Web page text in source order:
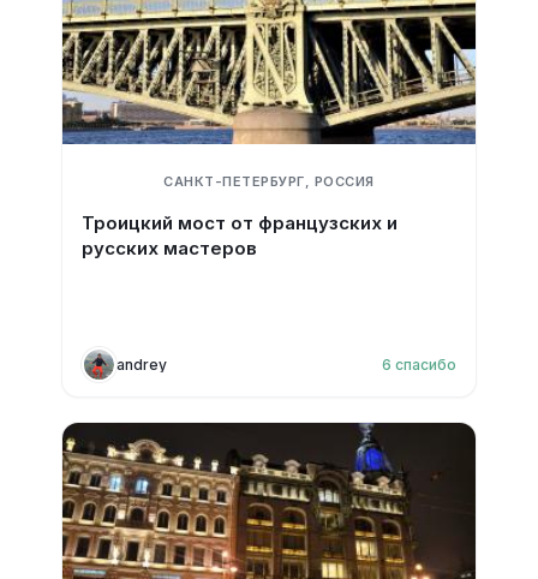
САНКТ-ПЕТЕРБУРГ, РОССИЯ
Троицкий мост от французских и
русских мастеров
andrey 6 спасибо